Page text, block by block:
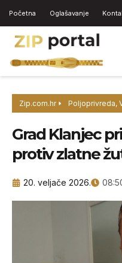
Početna Oglašavanje
Zip.com.hr Poljoprivreda,
Grad Klanjec
protiv zlatne
20. veljače 2026.